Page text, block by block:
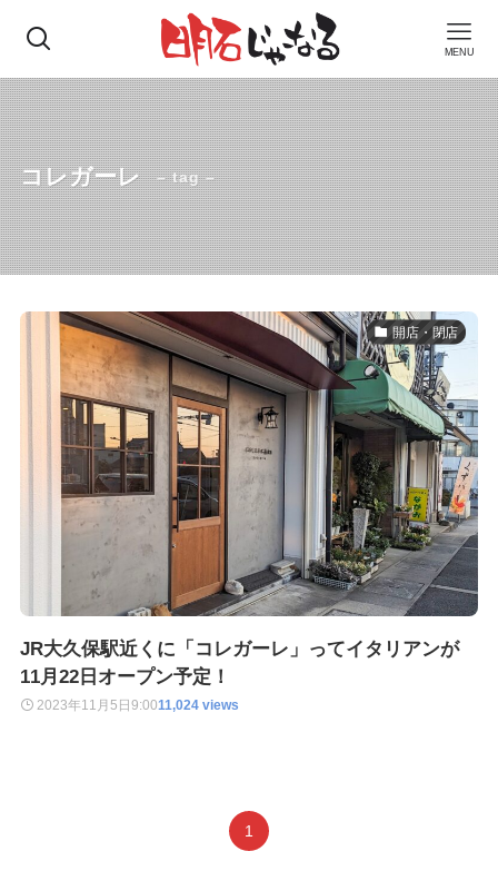
MENU
コレガーレ – tag –
開店・閉店
JR大久保駅近くに「コレガーレ」ってイタリアンが
11月22日オープン予定！
2023年11月5日 9:0011,024 views
1